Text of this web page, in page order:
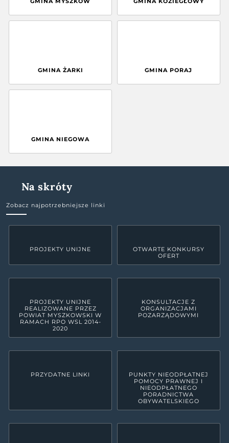
GMINA ŻARKI GMINA PORAJ
GMINA NIEGOWA
Na skróty
Zobacz najpotrzebniejsze linki
PROJEKTY UNIJNE
OTWARTE KONKURSY
OFERT
PROJEKTY UNIJNE
REALIZOWANE PRZEZ
POWIAT MYSZKOWSKI W
RAMACH RPO WSL 2014-
2020
KONSULTACJE Z
ORGANIZACJAMI
POZARZĄDOWYMI
PRZYDATNE LINKI
PUNKTY NIEODPŁATNEJ
POMOCY PRAWNEJ I
NIEODPŁATNEGO
PORADNICTWA
OBYWATELSKIEGO